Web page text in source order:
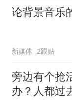
论背景音乐
新媒体 2跟贴
旁边有个抢
办？人都过